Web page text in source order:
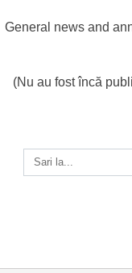
copii &
orașe,
General news and
(Nu au fost încă
Sari la...